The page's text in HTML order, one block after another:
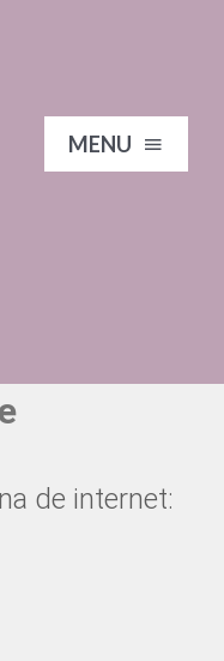
MENU
de internet: